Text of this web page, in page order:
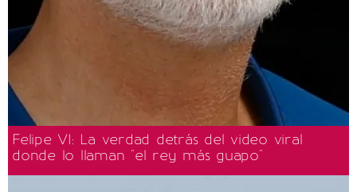
Felipe VI: La verdad detrás del video viral
donde lo llaman "el rey más guapo"